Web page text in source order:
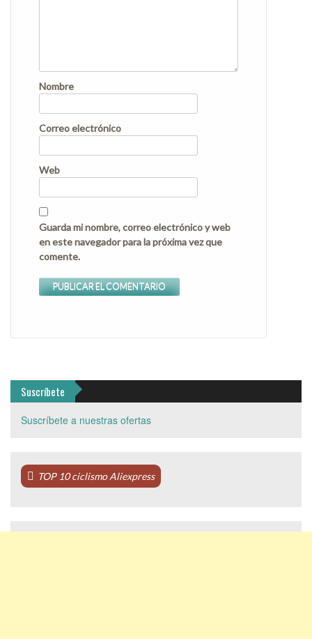
Nombre
Correo electrónico
Web
Guarda mi nombre, correo electrónico y web
en este navegador para la próxima vez que
comente.
Suscríbete
Suscríbete a nuestras ofertas
TOP 10 ciclismo Aliexpress